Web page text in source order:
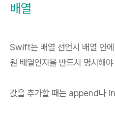
배열
Swift는 배열 선언시 배열 안
원 배열인지을 반드시 명시해야
값을 추가할 때는 append나